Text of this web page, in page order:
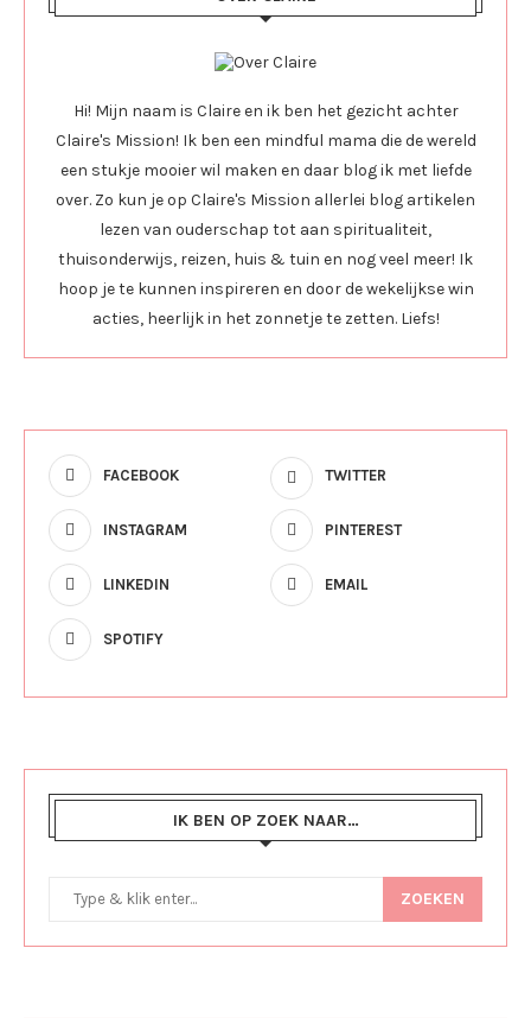
Hi! Mijn naam is Claire en ik ben het gezicht achter
Claire's Mission! Ik ben een mindful mama die de wereld
een stukje mooier wil maken en daar blog ik met liefde
over. Zo kun je op Claire's Mission allerlei blog artikelen
lezen van ouderschap tot aan spiritualiteit,
thuisonderwijs, reizen, huis & tuin en nog veel meer! Ik
hoop je te kunnen inspireren en door de wekelijkse win
acties, heerlijk in het zonnetje te zetten. Liefs!
FACEBOOK TWITTER
INSTAGRAM PINTEREST
LINKEDIN EMAIL
SPOTIFY
IK BEN OP ZOEK NAAR…
ZOEKEN